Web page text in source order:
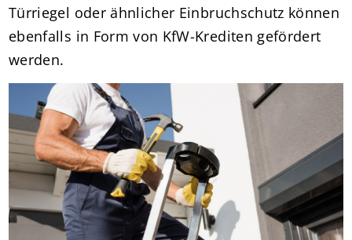
Türriegel oder ähnlicher Einbruchschutz können
ebenfalls in Form von KfW-Krediten gefördert
werden.